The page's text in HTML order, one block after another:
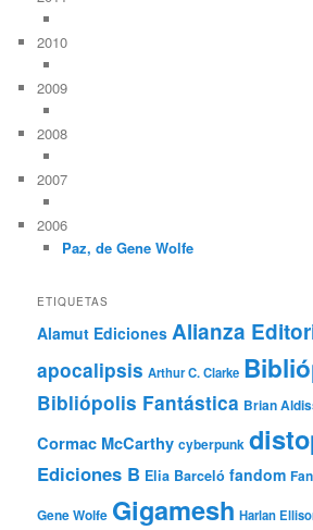
2010
2009
2008
2007
2006
Paz, de Gene Wolfe
ETIQUETAS
Alamut Ediciones Alianza
apocalipsis Arthur C. Clarke
Bibliópolis Fantástica Brian
Cormac McCarthy cyberpunk
Ediciones B Elia Barceló fandom
Gene Wolfe Gigamesh Harlan